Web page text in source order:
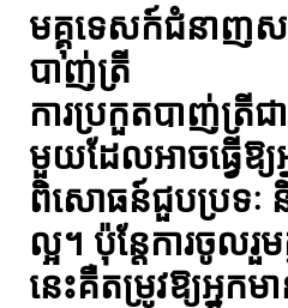
មគ្គុទេសក៍ជំនាញស
បាញ់ត្រី
ការប្រកួតបាញ់ត្រី
មួយដែលអាចធ្វើឱ្យ
ពិសោធន៍ជួបប្រទៈ
ល្អ។ ប៉ុន្តែការចូលរួ
នេះគឺតម្រូវឱ្យអ្នក